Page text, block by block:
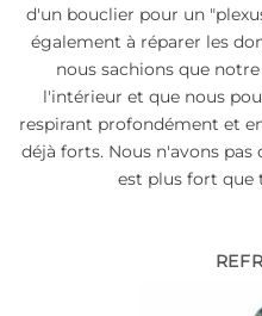
d'un bouclier pour un
également à réparer les
nous sachions que
l'intérieur et que nous
respirant profondément et
déjà forts. Nous n'avons
est plus fort que